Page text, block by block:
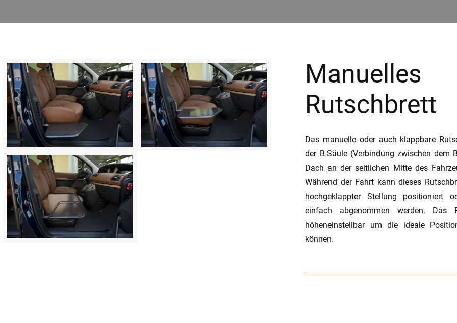
Manuelles
Rutschbrett
Das manuelle oder auch klappbare
der B-Säule (Verbindung zwischen dem
Dach an der seitlichen Mitte des
Während der Fahrt kann dieses
hochgeklappter Stellung positioniert
einfach abgenommen werden. Das
höheneinstellbar um die ideale
können.